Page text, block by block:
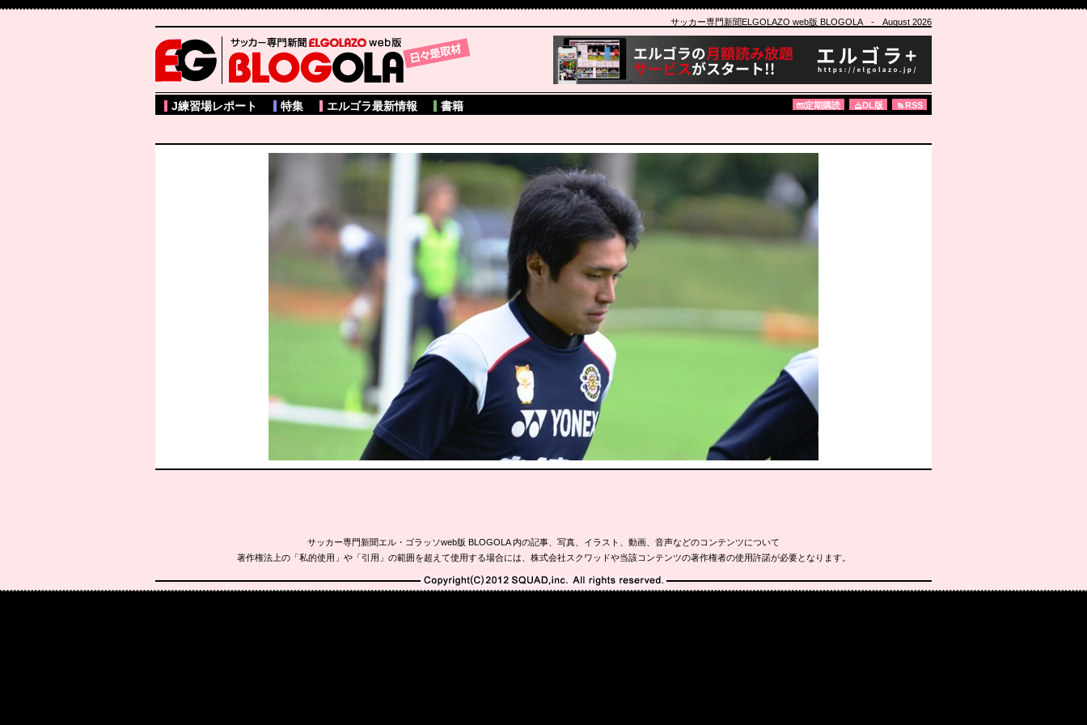
サッカー専門新聞ELGOLAZO web版 BLOGOLA- August 2026
サッカー専門新聞ELGOLAZO web版 BLOGOLA
J練習場レポート 特集 エルゴラ最新情報 書籍 定期購読 DL版 RSS
サッカー専門新聞エル・ゴラッソweb版 BLOGOLA 内の記事、写真、イラスト、動画、音声などのコンテンツについて
著作権法上の「私的使用」や「引用」の範囲を超えて使用する場合には、株式会社スクワッドや当該コンテンツの著作権者の使用許諾が必要となります。
Copyright(C)2010-2012 SQUAD,inc. All rights reserved.